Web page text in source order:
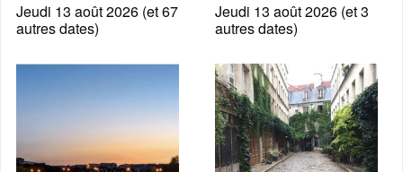
Jeudi 13 août 2026 (et 67
autres dates)
Jeudi 13 août 2026 (et 3
autres dates)